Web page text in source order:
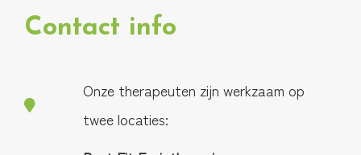
Contact info
Onze therapeuten zijn werkzaam op
twee locaties: